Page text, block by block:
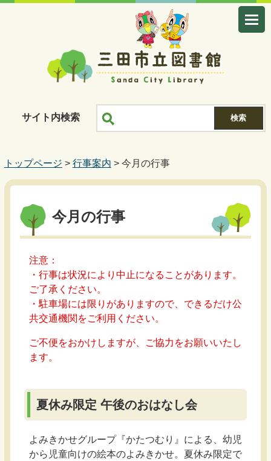
サイト内検索
トップページ > 行事案内 > 今月の行事
今月の行事
注意：
・行事は状況により中止になることがあります。
ご了承ください。
・駐車場には限りがありますので、できるだけ公
共交通機関をご利用ください。
ご不便をおかけしますが、ご協力をお願いいたし
ます。
夏休み限定 午後のおはなし会
よみきかせグループ『かたつむり』による、幼児
から児童向けの絵本のよみきかせ。夏休み限定で